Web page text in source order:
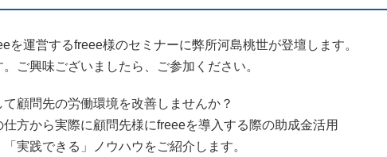
を運営するfreee様のセミナーに弊所河島桃世が登壇します。
ご興味ございましたら、ご参加ください。
て顧問先の労働環境を改善しませんか？
ら実際に顧問先様にfreeeを導入する際の助成金活用
できる」ノウハウをご紹介します。